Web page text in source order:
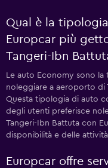
Qual è la
Europcar più
Tangeri-Ibn
Le auto Economy sono
noleggiare a aeroporto di
Questa tipologia di auto
degli utenti preferisce
Tangeri-Ibn Battuta con
disponibilità e delle
Europcar offre